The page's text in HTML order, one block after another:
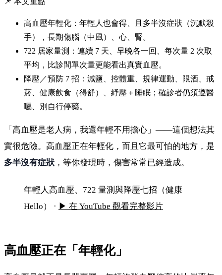
高血壓年輕化：年輕人也會得、且多半沒症狀（沉默殺
手），長期傷腦（中風）、心、腎。
722 居家量測：連續 7 天、早晚各一回、每次量 2 次取
平均，比診間單次量更能看出真實血壓。
降壓／預防 7 招：減鹽、控體重、規律運動、限酒、戒
菸、健康飲食（得舒）、紓壓＋睡眠；確診者仍須遵醫
囑、別自行停藥。
「高血壓是老人病，我還年輕不用擔心」——這個想法其
實很危險。高血壓正在年輕化，而且它最可怕的地方，是
多半沒有症狀 ，等你發現時，傷害常常已經造成。
高血壓是老人病?大錯!台灣35萬年輕人已中標,沉
默殺手無聲傷你的腦心腎,醫教你722量測+逆轉
七招
年輕人高血壓、722 量測與降壓七招（健康
Hello） · ▶ 在 YouTube 觀看完整影片
高血壓正在「年輕化」